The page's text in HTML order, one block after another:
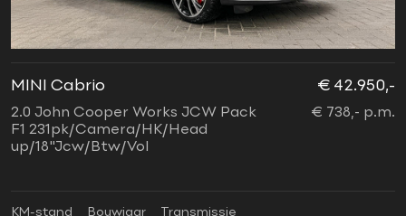
MINI Cabrio
2.0 John Cooper Works JCW Pack
F1 231pk/Camera/HK/Head
up/18"Jcw/Btw/Vol
€ 42.950,-
€ 738,- p.m.
KM-stand
Bouwjaar
Transmissie